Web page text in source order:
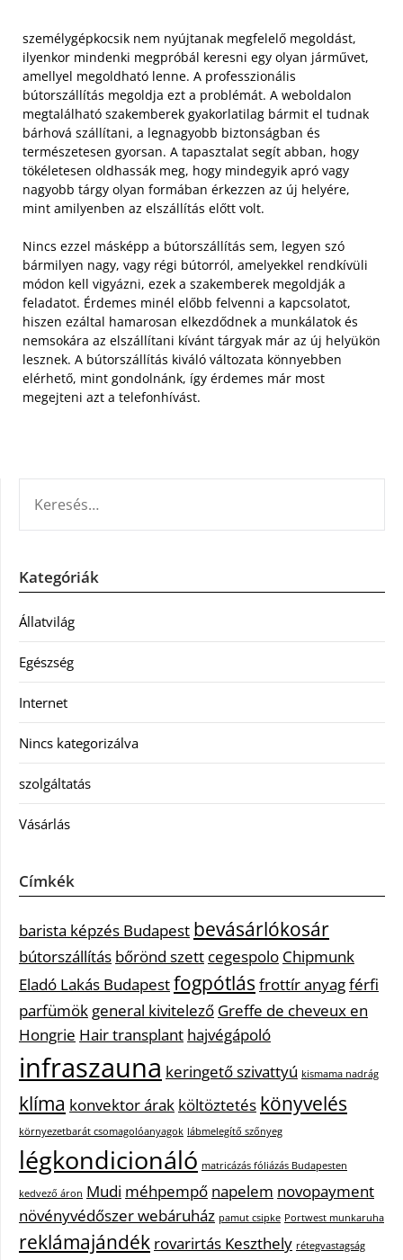
személygépkocsik nem nyújtanak megfelelő megoldást,
ilyenkor mindenki megpróbál keresni egy olyan járművet,
amellyel megoldható lenne. A professzionális
bútorszállítás megoldja ezt a problémát. A weboldalon
megtalálható szakemberek gyakorlatilag bármit el tudnak
bárhová szállítani, a legnagyobb biztonságban és
természetesen gyorsan. A tapasztalat segít abban, hogy
tökéletesen oldhassák meg, hogy mindegyik apró vagy
nagyobb tárgy olyan formában érkezzen az új helyére,
mint amilyenben az elszállítás előtt volt.
Nincs ezzel másképp a bútorszállítás sem, legyen szó
bármilyen nagy, vagy régi bútorról, amelyekkel rendkívüli
módon kell vigyázni, ezek a szakemberek megoldják a
feladatot. Érdemes minél előbb felvenni a kapcsolatot,
hiszen ezáltal hamarosan elkezdődnek a munkálatok és
nemsokára az elszállítani kívánt tárgyak már az új helyükön
lesznek. A bútorszállítás kiváló változata könnyebben
elérhető, mint gondolnánk, így érdemes már most
megejteni azt a telefonhívást.
Kategóriák
Állatvilág
Egészség
Internet
Nincs kategorizálva
szolgáltatás
Vásárlás
Címkék
barista képzés Budapest bevásárlókosár
bútorszállítás bőrönd szett cegespolo Chipmunk
Eladó Lakás Budapestfogpótlás frottír anyagférfi
parfümök general kivitelező Greffe de cheveux en
Hongrie Hair transplant hajvégápoló
infraszauna keringető szivattyú kismama nadrág
klíma konvektor árak költöztetés könyvelés
környezetbarát csomagolóanyagok lábmelegítő szőnyeg
légkondicionáló matricázás fóliázás Budapesten
kedvező áron Mudi méhpempő napelem novopayment
növényvédőszer webáruház pamut csipke Portwest munkaruha
reklámajándék rovarirtás Keszthely rétegvastagság